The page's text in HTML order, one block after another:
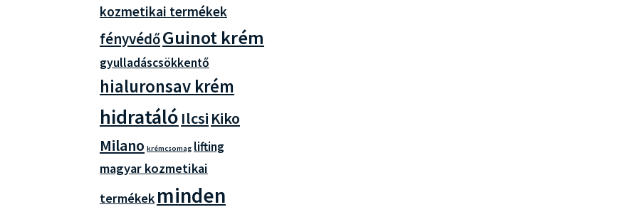
kozmetikai termékek
fényvédőGuinot krém
gyulladáscsökkentő
hialuronsav krém
hidratáló Ilcsi Kiko
Milano krémcsomag lifting
magyar kozmetikai
termékek minden